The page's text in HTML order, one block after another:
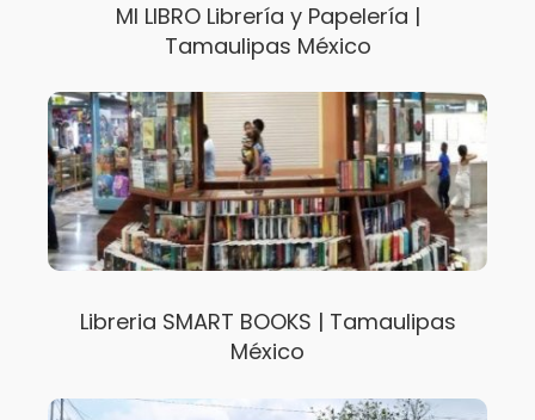
MI LIBRO Librería y Papelería |
Tamaulipas México
Libreria SMART BOOKS | Tamaulipas
México